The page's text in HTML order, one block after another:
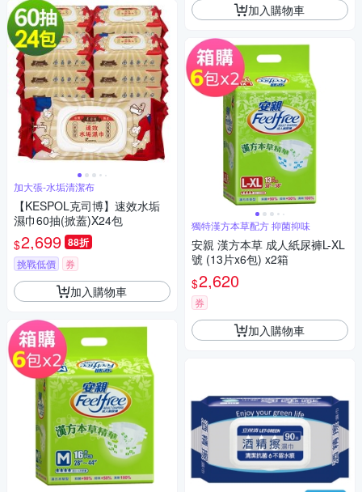
加大張-水垢清潔布
【KESPOL克司博】速效水垢
濕巾60抽(掀蓋)X24包
$2,699 88折
挑戰低價 券
加入購物車
加入購物車
獨特漢方本草配方 抑菌抑味
安親 漢方本草 成人紙尿褲L-XL
號 (13片x6包) x2箱
$2,620
券
加入購物車